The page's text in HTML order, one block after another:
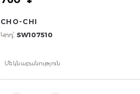
CHO-CHI
Կոդ՝ SW107510
Մեկնաբանություն